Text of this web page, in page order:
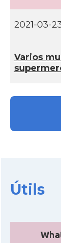
CAMON
Casal
2021-03-
Varios
Útils